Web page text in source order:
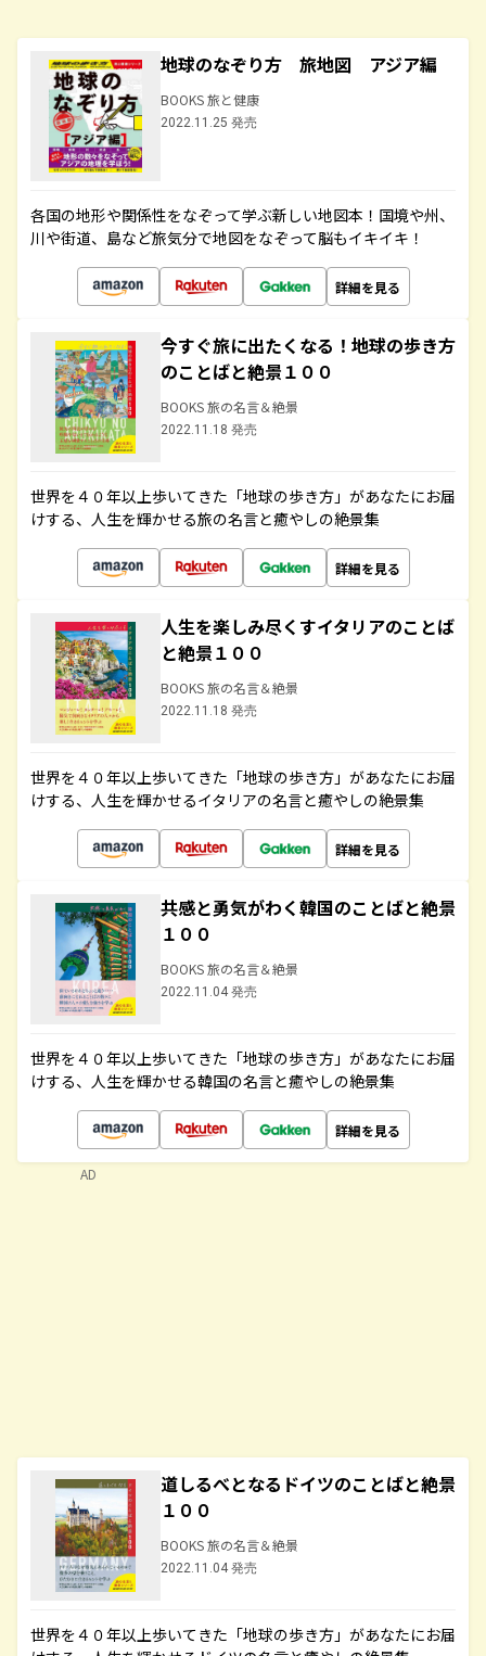
地球のなぞり方 旅地図 アジア編
BOOKS 旅と健康
2022.11.25 発売
各国の地形や関係性をなぞって学ぶ新しい地図本！国境や州、
川や街道、島など旅気分で地図をなぞって脳もイキイキ！
詳細を見る
今すぐ旅に出たくなる！地球の歩き方
のことばと絶景１００
BOOKS 旅の名言＆絶景
2022.11.18 発売
世界を４０年以上歩いてきた「地球の歩き方」があなたにお届
けする、人生を輝かせる旅の名言と癒やしの絶景集
詳細を見る
人生を楽しみ尽くすイタリアのことば
と絶景１００
BOOKS 旅の名言＆絶景
2022.11.18 発売
世界を４０年以上歩いてきた「地球の歩き方」があなたにお届
けする、人生を輝かせるイタリアの名言と癒やしの絶景集
詳細を見る
共感と勇気がわく韓国のことばと絶景
１００
BOOKS 旅の名言＆絶景
2022.11.04 発売
世界を４０年以上歩いてきた「地球の歩き方」があなたにお届
けする、人生を輝かせる韓国の名言と癒やしの絶景集
詳細を見る
道しるべとなるドイツのことばと絶景
１００
BOOKS 旅の名言＆絶景
2022.11.04 発売
世界を４０年以上歩いてきた「地球の歩き方」があなたにお届
AD